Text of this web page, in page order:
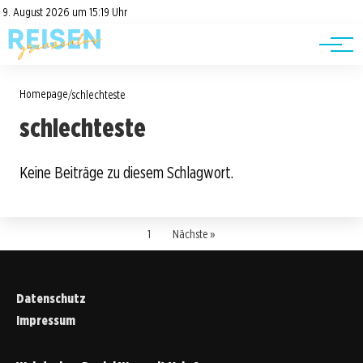
9. August 2026 um 15:19 Uhr
Datenschutz
Impressum
Road Trips
Reisetipps
Homepage/schlechteste
schlechteste
Keine Beiträge zu diesem Schlagwort.
1 Nächste »
Datenschutz
Impressum